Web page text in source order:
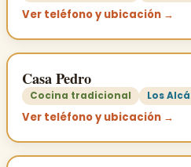
Ver teléfono y ubicación →
Casa Pedro
Cocina tradicional Los
Ver teléfono y ubicación →